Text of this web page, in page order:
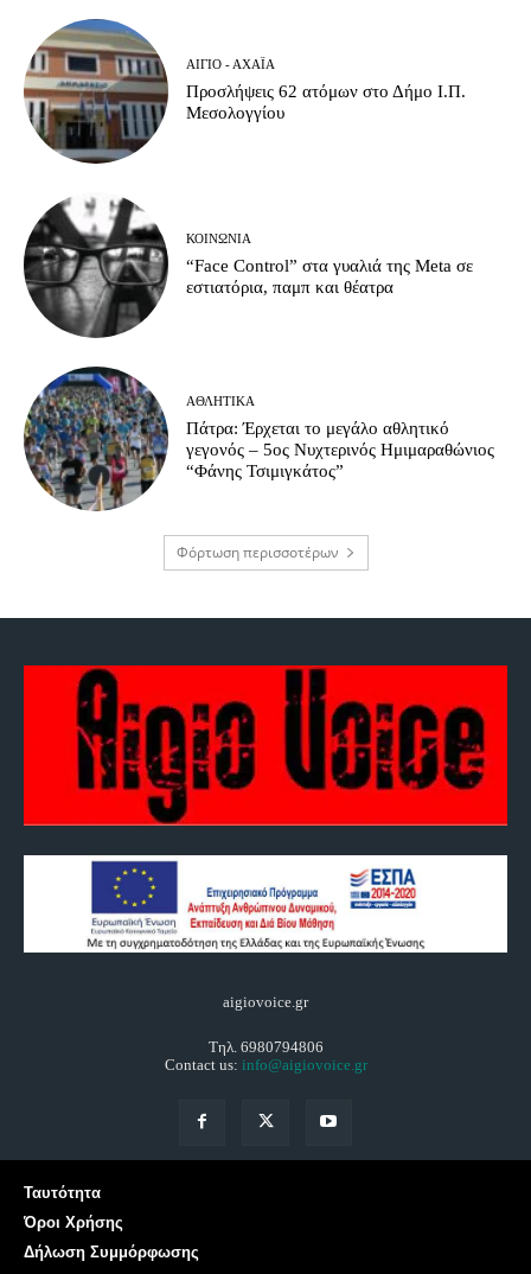
ΑΊΓΙΟ - ΑΧΑΪ́Α
Προσλήψεις 62 ατόμων στο Δήμο Ι.Π.
Μεσολογγίου
ΚΟΙΝΩΝΊΑ
“Face Control” στα γυαλιά της Meta σε
εστιατόρια, παμπ και θέατρα
ΑΘΛΗΤΙΚΆ
Πάτρα: Έρχεται το μεγάλο αθλητικό
γεγονός – 5ος Νυχτερινός Ημιμαραθώνιος
“Φάνης Τσιμιγκάτος”
Φόρτωση περισσοτέρων
aigiovoice.gr
Τηλ. 6980794806
Contact us: info@aigiovoice.gr
Ταυτότητα
Όροι Χρήσης
Δήλωση Συμμόρφωσης